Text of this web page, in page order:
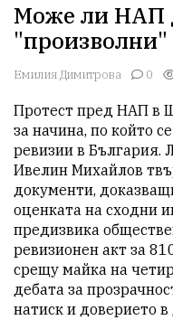
Може ли НАП
Емилия Димитрова 0
Протест пред НАП в
за начина, по който
ревизии в България.
Ивелин Михайлов
документи,
оценката на сходни
предизвика
ревизионен акт за
срещу майка на
дебата за
натиск и доверието